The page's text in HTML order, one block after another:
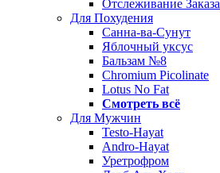
Отслеживание Заказа
Для Похудения
Санна-ва-Сунут
Яблочный уксус
Бальзам №8
Chromium Picolinate
Lotus No Fat
Смотреть всё
Для Мужчин
Testo-Hayat
Andro-Hayat
Уретрофром